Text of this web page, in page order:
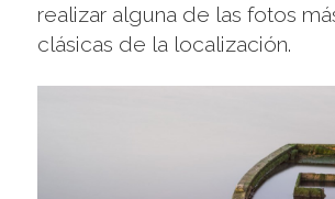
realizar alguna de las fotos
clásicas de la localización.